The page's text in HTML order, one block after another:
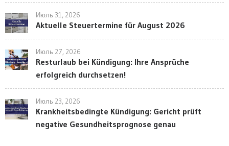
Июль 31, 2026
Aktuelle Steuertermine für August 2026
Июль 27, 2026
Resturlaub bei Kündigung: Ihre Ansprüche
erfolgreich durchsetzen!
Июль 23, 2026
Krankheitsbedingte Kündigung: Gericht prüft
negative Gesundheitsprognose genau